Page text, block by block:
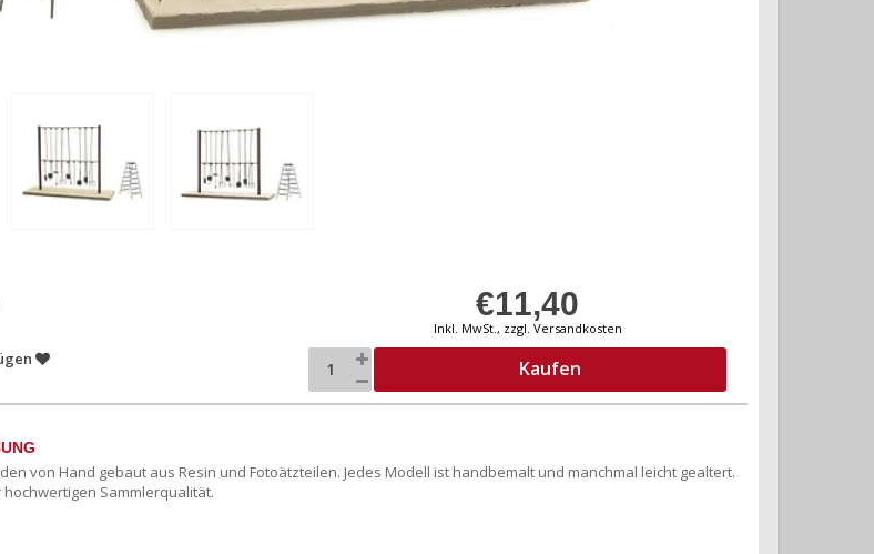
€11,40
Inkl. MwSt., zzgl. Versandkosten
Kaufen
von Hand gebaut aus Resin und Fotoätzteilen. Jedes Modell ist handbemalt und manchmal leicht gealtert.
Sammlerqualität.